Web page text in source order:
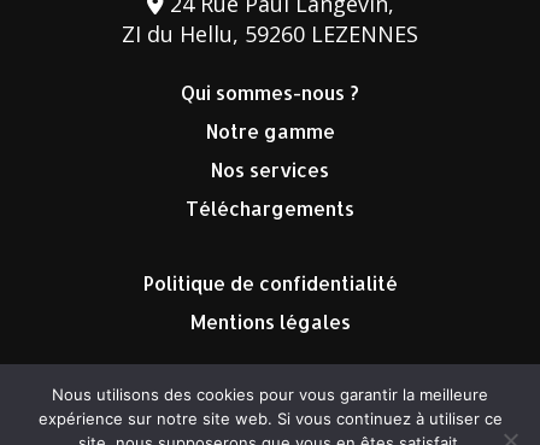
ZI du Hellu, 59260 LEZENNES
Qui sommes-nous ?
Notre gamme
Nos services
Téléchargements
Politique de confidentialité
Mentions légales
Nous utilisons des cookies pour vous garantir la meilleure
expérience sur notre site web. Si vous continuez à utiliser ce